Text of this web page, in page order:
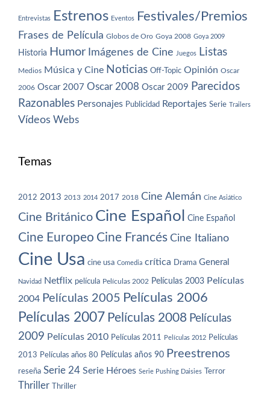
Entrevistas Estrenos Eventos Festivales/Premios
Frases de Película Globos de Oro Goya 2008 Goya 2009
Historia Humor Imágenes de Cine Juegos Listas
Medios Música y Cine Noticias Off-Topic Opinión Oscar
2006 Oscar 2007 Oscar 2008 Oscar 2009 Parecidos
Razonables Personajes Publicidad Reportajes Serie Trailers
Vídeos Webs
Temas
2012 2013 2013 2014 2017 2018 Cine Alemán Cine Asiático
Cine Británico Cine Español Cine Español
Cine Europeo Cine Francés Cine Italiano
Cine Usa cine usa Comedia crítica Drama General
Navidad Netflix película Películas 2002 Películas 2003 Películas
2004 Películas 2005 Películas 2006
Películas 2007 Películas 2008 Películas
2009 Películas 2010 Películas 2011 Películas 2012 Películas
2013 Películas años 80 Películas años 90 Preestrenos
reseña Serie 24 Serie Héroes Serie Pushing Daisies Terror
Thriller Thriller